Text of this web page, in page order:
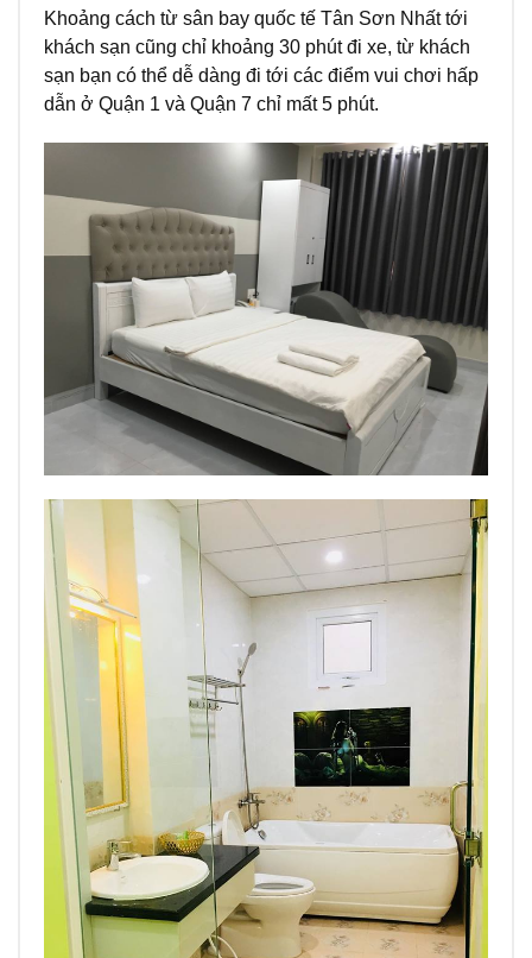
Khoảng cách từ sân bay quốc tế Tân Sơn Nhất tới
khách sạn cũng chỉ khoảng 30 phút đi xe, từ khách
sạn bạn có thể dễ dàng đi tới các điểm vui chơi hấp
dẫn ở Quận 1 và Quận 7 chỉ mất 5 phút.